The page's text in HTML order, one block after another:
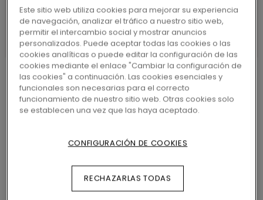
DESCUBRA NUESTROS SUELOS DE
PARQUET PARA DORMITORIO
SUELOS DE PARQUET PARA
Este sitio web utiliza cookies para mejorar su experiencia
de navegación, analizar el tráfico a nuestro sitio web,
permitir el intercambio social y mostrar anuncios
personalizados. Puede aceptar todas las cookies o las
cookies analíticas o puede editar la configuración de las
cookies mediante el enlace "Cambiar la configuración de
las cookies" a continuación. Las cookies esenciales y
funcionales son necesarias para el correcto
funcionamiento de nuestro sitio web. Otras cookies solo
se establecen una vez que las haya aceptado.
CONFIGURACIÓN DE COOKIES
RECHAZARLAS TODAS